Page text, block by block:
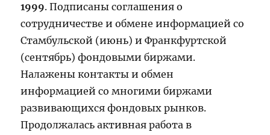
1999. Подписаны соглашения о
сотрудничестве и обмене информацией со
Стамбульской (июнь) и Франкфуртской
(сентябрь) фондовыми биржами.
Налажены контакты и обмен
информацией со многими биржами
развивающихся фондовых рынков.
Продолжалась активная работа в